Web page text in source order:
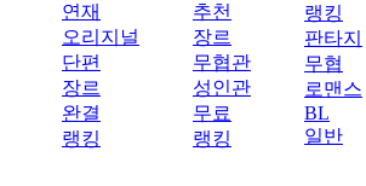
연재
오리지널
단편
장르
완결
랭킹
추천
장르
무협관
성인관
무료
랭킹
랭킹
판타지
무협
로맨스
BL
일반